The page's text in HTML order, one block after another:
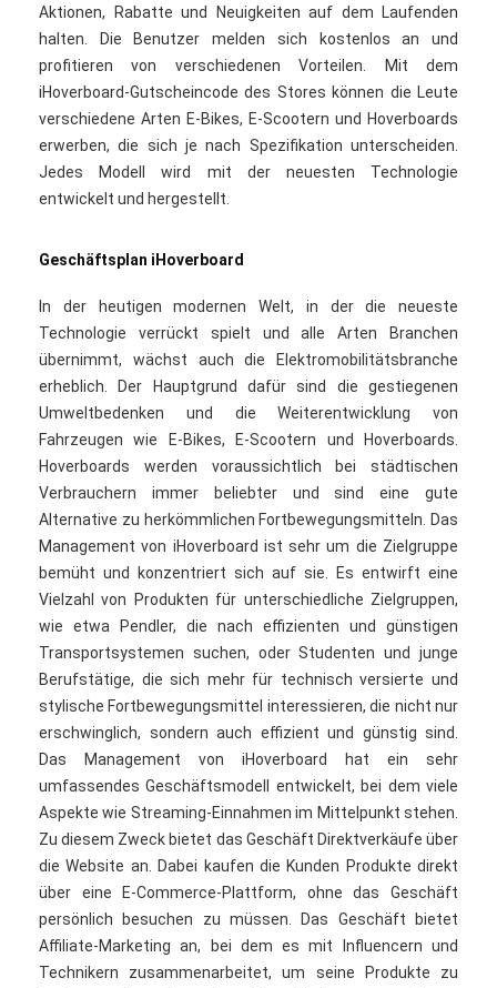
Aktionen, Rabatte und Neuigkeiten auf dem Laufenden
halten. Die Benutzer melden sich kostenlos an und
profitieren von verschiedenen Vorteilen. Mit dem
iHoverboard-Gutscheincode des Stores können die Leute
verschiedene Arten E-Bikes, E-Scootern und Hoverboards
erwerben, die sich je nach Spezifikation unterscheiden.
Jedes Modell wird mit der neuesten Technologie
entwickelt und hergestellt.
Geschäftsplan iHoverboard
In der heutigen modernen Welt, in der die neueste
Technologie verrückt spielt und alle Arten Branchen
übernimmt, wächst auch die Elektromobilitätsbranche
erheblich. Der Hauptgrund dafür sind die gestiegenen
Umweltbedenken und die Weiterentwicklung von
Fahrzeugen wie E-Bikes, E-Scootern und Hoverboards.
Hoverboards werden voraussichtlich bei städtischen
Verbrauchern immer beliebter und sind eine gute
Alternative zu herkömmlichen Fortbewegungsmitteln. Das
Management von iHoverboard ist sehr um die Zielgruppe
bemüht und konzentriert sich auf sie. Es entwirft eine
Vielzahl von Produkten für unterschiedliche Zielgruppen,
wie etwa Pendler, die nach effizienten und günstigen
Transportsystemen suchen, oder Studenten und junge
Berufstätige, die sich mehr für technisch versierte und
stylische Fortbewegungsmittel interessieren, die nicht nur
erschwinglich, sondern auch effizient und günstig sind.
Das Management von iHoverboard hat ein sehr
umfassendes Geschäftsmodell entwickelt, bei dem viele
Aspekte wie Streaming-Einnahmen im Mittelpunkt stehen.
Zu diesem Zweck bietet das Geschäft Direktverkäufe über
die Website an. Dabei kaufen die Kunden Produkte direkt
über eine E-Commerce-Plattform, ohne das Geschäft
persönlich besuchen zu müssen. Das Geschäft bietet
Affiliate-Marketing an, bei dem es mit Influencern und
Technikern zusammenarbeitet, um seine Produkte zu